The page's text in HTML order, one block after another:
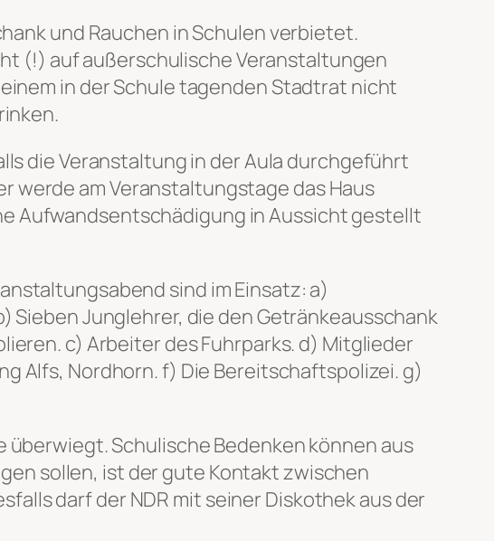
und Rauchen in Schulen verbietet.
(!) auf außerschulische Veranstaltungen
in der Schule tagenden Stadtrat nicht
die Veranstaltung in der Aula durchgeführt
werde am Veranstaltungstage das Haus
Aufwandsentschädigung in Aussicht gestellt
sind im Einsatz: a)
Junglehrer, die den Getränkeausschank
c) Arbeiter des Fuhrparks. d) Mitglieder
Alfs, Nordhorn. f) Die Bereitschaftspolizei. g)
überwiegt. Schulische Bedenken können aus
sollen, ist der gute Kontakt zwischen
darf der NDR mit seiner Diskothek aus der